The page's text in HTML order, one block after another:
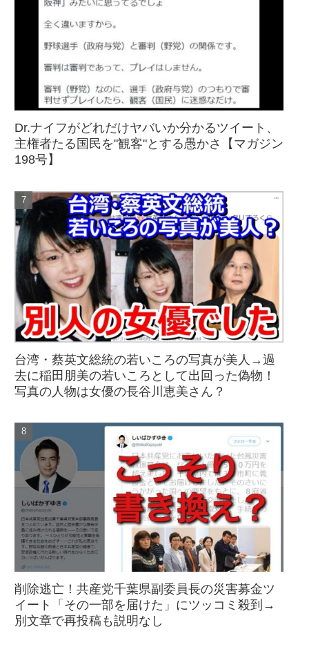
Dr.ナイフがどれだけヤバいか分かるツイート、
主権者たる国民を"観客"とする愚かさ【マガジン
198号】
台湾・蔡英文総統の若いころの写真が美人→過
去に稲田朋美の若いころとして出回った偽物！
写真の人物は女優の長谷川恵美さん？
削除逃亡！共産党千葉県副委員長の災害募金ツ
イート「その一部を届けた」にツッコミ殺到→
別文章で再投稿も説明なし